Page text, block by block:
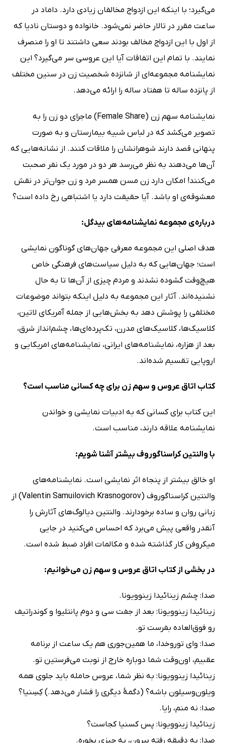
می‌گیرد؛ با اینکه این ازدواج مخالفان زیادی دارد. داماد در
ساعت مقرر در تالار حاضر نمی‌شود. خانواده و دوستان نادیا که
از اول با این ازدواج مخالف بودند سعی داشتند تا او را منصرف
نمایند. با تمام این اتفاقات آیا این عروسی سر می‌گیرد؟ این
نمایشنامه مجموعه‌ای از شانزده شخصیت زن در سنین مختلف
از پانزده ساله تا هفتاد ساله را ارائه می‌دهد.
نمایشنامه سهم زن (Female Share) ماجرای دو زن را به
تصویر می‌کشد که در لباس شبیه بیمارستان و به صورت
پنهانی قصد دارند شوهرانشان را ملاقات کنند. از نشانه‌هایی که
آن‌ها می‌دهند به نظر می‌رسد هر دو در مورد یک نفر صحبت
می‌کنند! امکان دارد زن مسن همسر مرد و زن جوان‌تر در نقش
معشوقه‌ی او باشد. آیا حقیقت دارد یا اشتباهی رخ داده است؟
درباره‌ی مجموعه نمایشنامه‌های بیدگل:
هدف اصلی این مجموعه معرفی جهان‌های گوناگون نمایشی
است؛ جهان‌هایی که به دلیل سیاست‌های فرهنگی خاص
هیچ‌وقت گشوده نشدند و مردم چیزی از آن‌ها تا به حال
نشنیده‌اند. آثار این مجموعه به دلیل اینکه بتواند موضوعات
مختلفی را پوشش دهد به بخش‌هایی از جمله آمریکای لاتین،
کلاسیک‌ها، کلاسیک‌های مدرن، تک‌پرده‌ای‌ها، چشم‌انداز شرق،
بعد از هزاره، نمایشنامه‌های ایرانی، نمایشنامه‌های امریکایی و
اروپایی تقسیم شده‌اند.
کتاب اتاق عروس و سهم زن برای چه کسانی مناسب است؟
این کتاب برای کسانی که به ادبیات نمایشی و خواندن
نمایشنامه علاقه دارند، مناسب است.
با والنتین کراسناگوروف بیشتر آشنا شویم:
او خالق بیشتر از پنجاه اثر نمایشی است. نمایشنامه‌های
والنتین کراسناگوروف (Valentin Samuilovich Krasnogorov) از
زبانی روان و ساده برخودارند. والنتین دیالوگ‌های آثارش را
آنقدر واقعی پیش می‌برد که احساس می‌کنید در جایی
میکروفن کار گذاشته شده و مکالمات افراد ضبط شده است.
در بخشی از کتاب اتاق عروس و سهم زن می‌خوانیم:
صدا: چشم زینائیدا زینوویونا.
زینائیدا زینوویونا: بعد از جفت سی‌ و ‌دوم پانتلیوا و کوندراتیف
رو فوق‌العاده بفرست تو.
صدا: وای توروخدا، ما همین‌جوری هم یک ساعت از برنامه
عقبیم، اون‌وقت شما دوباره خارج از نوبت می‌فرستین تو.
زینائیدا زینوویونا: به ‌نظر شما، عروس حامله باید جلوی همه
ویلون‌وسیلون باشه؟ (دگمۀ دیگری را فشار می‌دهد.) کِسِنیا؟
صدا: نه منم، رایا.
زینائیدا زینوویونا: پس کسنیا کجاست؟
صدا: یه دقیقه رفته بیرون، یه چیزی بخوره.